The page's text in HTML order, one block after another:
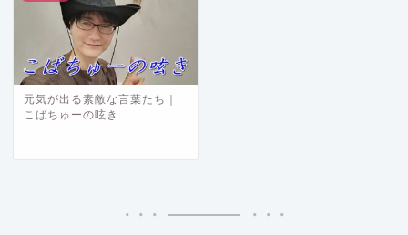
元気が出る素敵な言葉たち｜
こばちゅーの呟き